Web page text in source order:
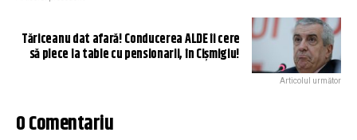
Tăriceanu dat afară! Conducerea ALDE îi cere
să plece la table cu pensionarii, în Cișmigiu!
Articolul următor
0 Comentariu